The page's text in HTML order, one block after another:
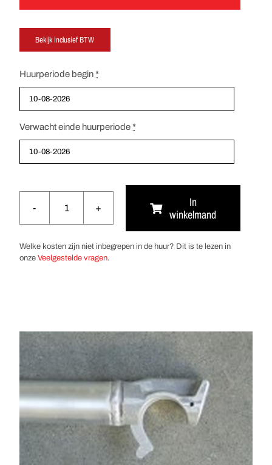
Huurperiode begin*
Verwacht einde huurperiode*
Diagonale
Schoor
400
aantal
In
winkelmand
Welke kosten zijn niet inbegrepen in de huur? Dit is te lezen in
onze Veelgestelde vragen.